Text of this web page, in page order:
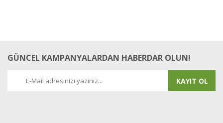
GÜNCEL KAMPANYALARDAN HABERDAR OLUN!
KAYIT OL